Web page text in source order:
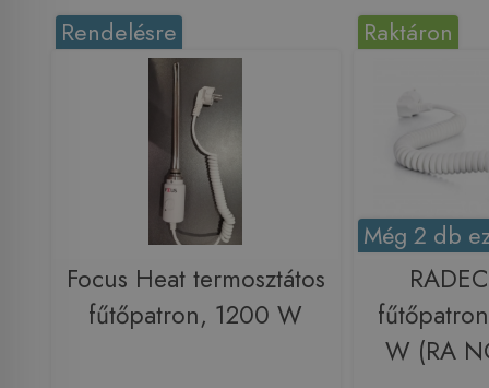
Rendelésre
Focus Heat termosztátos
fűtőpatron, 1200 W
Raktáron
Még 2 db
W (RA